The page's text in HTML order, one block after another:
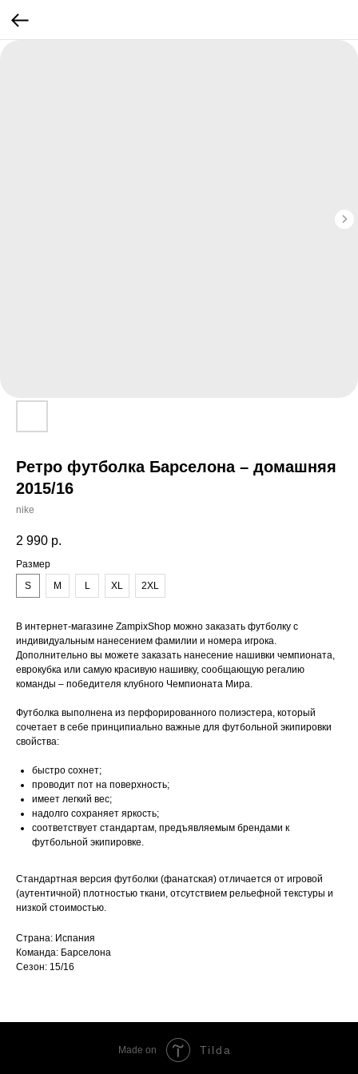
Ретро футболка Барселона – домашняя
2015/16
nike
2 990 р.
Размер
S
M L XL 2XL
В интернет-магазине ZampixShop можно заказать футболку с
индивидуальным нанесением фамилии и номера игрока.
Дополнительно вы можете заказать нанесение нашивки чемпионата,
еврокубка или самую красивую нашивку, сообщающую регалию
команды – победителя клубного Чемпионата Мира.
Футболка выполнена из перфорированного полиэстера, который
сочетает в себе принципиально важные для футбольной экипировки
свойства:
быстро сохнет;
проводит пот на поверхность;
имеет легкий вес;
надолго сохраняет яркость;
соответствует стандартам, предъявляемым брендами к
футбольной экипировке.
Стандартная версия футболки (фанатская) отличается от игровой
(аутентичной) плотностью ткани, отсутствием рельефной текстуры и
низкой стоимостью.
Страна: Испания
Команда: Барселона
Сезон: 15/16
Made on Tilda